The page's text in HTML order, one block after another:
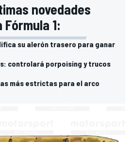
novedades
1:
su alerón trasero para ganar
controlará porpoising y trucos
más estrictas para el arco